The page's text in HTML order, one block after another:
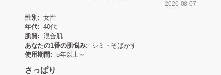
2026-08-07
性別: 女性
年代: 40代
肌質: 混合肌
あなたの1番の肌悩み:
シミ・そばかす
使用期間: 5年以上～
さっぱり